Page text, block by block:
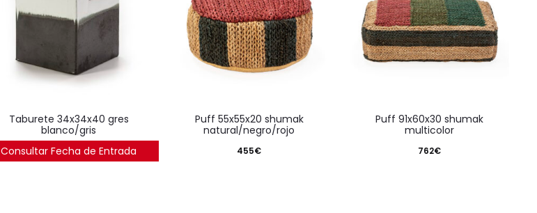
taburete 34x34x40 gres
blanco/gris
474€
Consultar Fecha de Entrada
puff 55x55x20 shumak
natural/negro/rojo
455€
puff 91x60x30 shumak
multicolor
762€